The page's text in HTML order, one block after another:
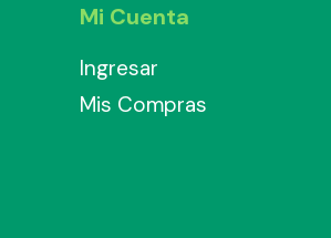
Mi Cuenta
Ingresar
Mis Compras